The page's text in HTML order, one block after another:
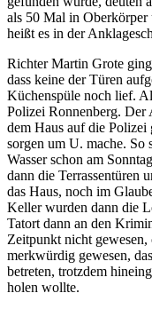
als 50 Mal in Oberkörper
heißt es in der
Richter Martin Grote
dass keine der Türen
Küchenspüle noch lief.
Polizei Ronnenberg. Der
dem Haus auf die Polizei
sorgen um U. mache. So
Wasser schon am
dann die Terrassentüren
das Haus, noch im
Keller wurden dann die
Tatort dann an den
Zeitpunkt nicht
merkwürdig gewesen,
betreten, trotzdem
holen wollte.